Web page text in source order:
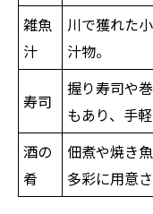
雑魚
汁
川で獲れた
汁物。
寿司
握り寿司や
もあり、手
酒の
肴
佃煮や焼き
多彩に用意さ